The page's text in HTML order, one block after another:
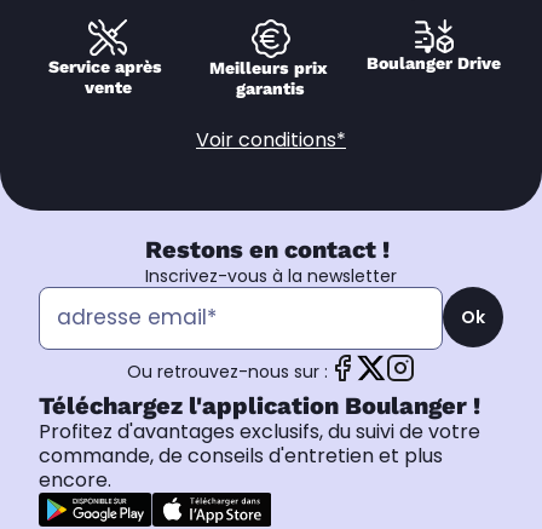
Service après
vente
Meilleurs prix
garantis
Boulanger Drive
Voir conditions*
Restons en contact !
Inscrivez-vous à la newsletter
Ok
Ou retrouvez-nous sur :
Téléchargez l'application Boulanger !
Profitez d'avantages exclusifs, du suivi de votre
commande, de conseils d'entretien et plus
encore.